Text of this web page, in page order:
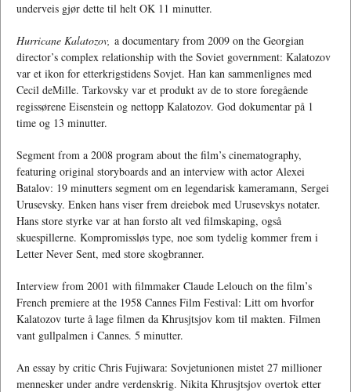
underveis gjør dette til helt OK 11 minutter.
Hurricane Kalatozov, a documentary from 2009 on the Georgian
director’s complex relationship with the Soviet government: Kalatozov
var et ikon for etterkrigstidens Sovjet. Han kan sammenlignes med
Cecil deMille. Tarkovsky var et produkt av de to store foregående
regissørene Eisenstein og nettopp Kalatozov. God dokumentar på 1
time og 13 minutter.
Segment from a 2008 program about the film’s cinematography,
featuring original storyboards and an interview with actor Alexei
Batalov: 19 minutters segment om en legendarisk kameramann, Sergei
Urusevsky. Enken hans viser frem dreiebok med Urusevskys notater.
Hans store styrke var at han forsto alt ved filmskaping, også
skuespillerne. Kompromissløs type, noe som tydelig kommer frem i
Letter Never Sent, med store skogbranner.
Interview from 2001 with filmmaker Claude Lelouch on the film’s
French premiere at the 1958 Cannes Film Festival: Litt om hvorfor
Kalatozov turte å lage filmen da Khrusjtsjov kom til makten. Filmen
vant gullpalmen i Cannes. 5 minutter.
An essay by critic Chris Fujiwara: Sovjetunionen mistet 27 millioner
mennesker under andre verdenskrig. Nikita Khrusjtsjov overtok etter